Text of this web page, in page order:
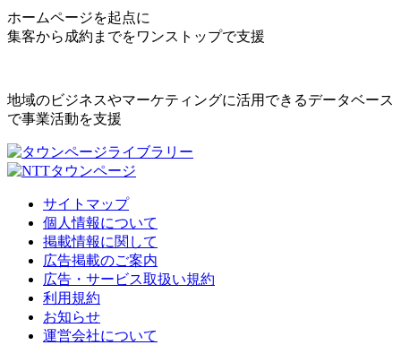
ホームページを起点に
集客から成約までをワンストップで支援
地域のビジネスやマーケティングに活用できるデータベース
で事業活動を支援
サイトマップ
個人情報について
掲載情報に関して
広告掲載のご案内
広告・サービス取扱い規約
利用規約
お知らせ
運営会社について